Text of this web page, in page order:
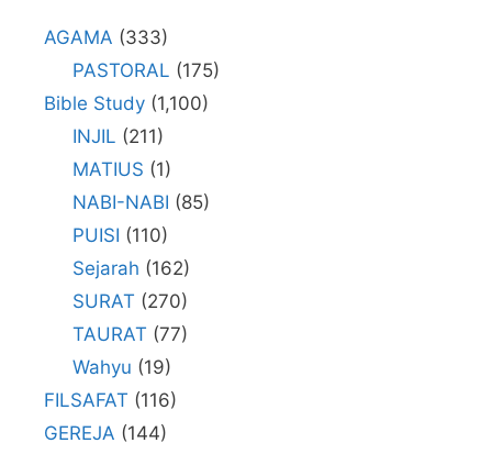
AGAMA (333)
PASTORAL (175)
Bible Study (1,100)
INJIL (211)
MATIUS (1)
NABI-NABI (85)
PUISI (110)
Sejarah (162)
SURAT (270)
TAURAT (77)
Wahyu (19)
FILSAFAT (116)
GEREJA (144)